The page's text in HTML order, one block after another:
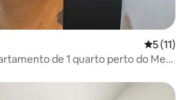
5 de uma
5 (11)
de 1 quarto perto do Med